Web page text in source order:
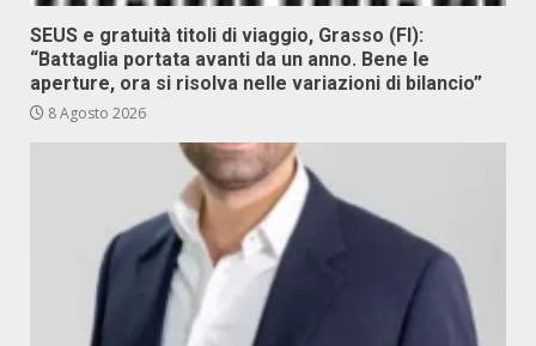
SEUS e gratuità titoli di viaggio, Grasso (FI):
“Battaglia portata avanti da un anno. Bene le
aperture, ora si risolva nelle variazioni di bilancio”
8 Agosto 2026